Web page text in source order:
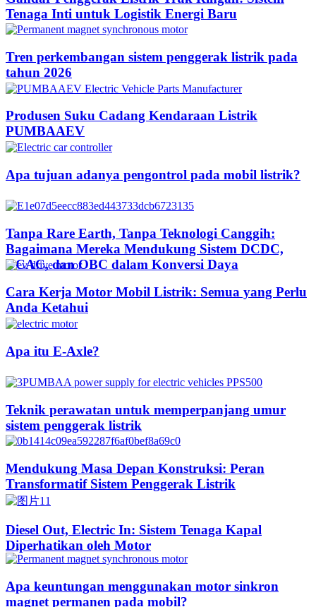
Tenaga Inti untuk Logistik Energi Baru
Tren perkembangan sistem penggerak listrik pada
tahun 2026
Produsen Suku Cadang Kendaraan Listrik
PUMBAAEV
Apa tujuan adanya pengontrol pada mobil listrik?
Tanpa Rare Earth, Tanpa Teknologi Canggih:
Bagaimana Mereka Mendukung Sistem DCDC,
DCAC, dan OBC dalam Konversi Daya
Cara Kerja Motor Mobil Listrik: Semua yang Perlu
Anda Ketahui
Apa itu E-Axle?
Teknik perawatan untuk memperpanjang umur
sistem penggerak listrik
Mendukung Masa Depan Konstruksi: Peran
Transformatif Sistem Penggerak Listrik
Diesel Out, Electric In: Sistem Tenaga Kapal
Diperhatikan oleh Motor
Apa keuntungan menggunakan motor sinkron
magnet permanen pada mobil?